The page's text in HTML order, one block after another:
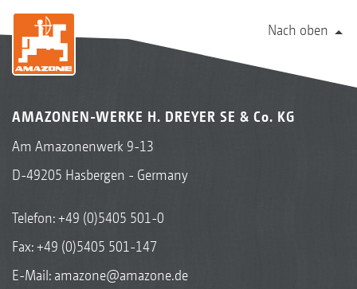
Nach oben
AMAZONEN-WERKE H. DREYER SE & Co. KG
Am Amazonenwerk 9-13
D-49205 Hasbergen - Germany
Telefon:+49 (0)5405 501-0
Fax: +49 (0)5405 501-147
E-Mail: amazone@amazone.de